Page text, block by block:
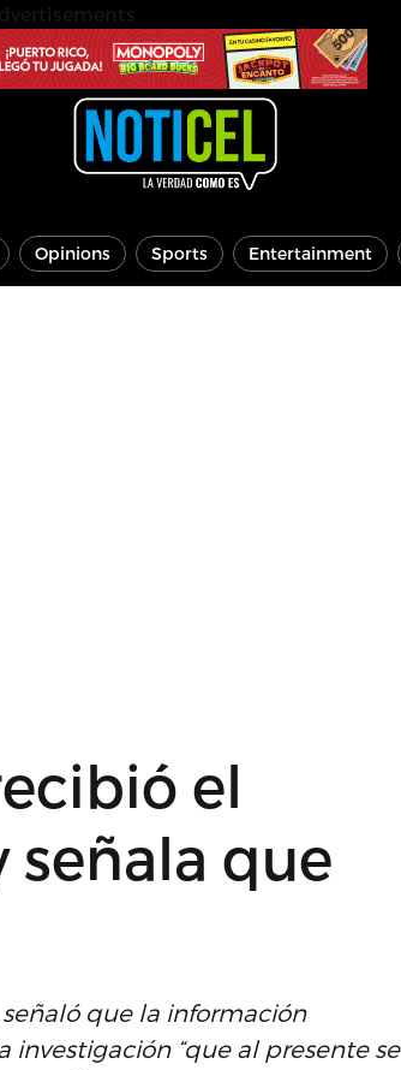
Opinions Sports Entertainment
el
señala que
señaló que la información
“que al presente se